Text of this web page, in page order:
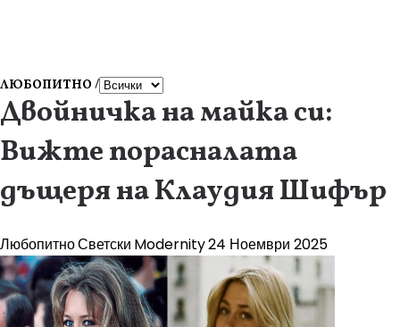
ЛЮБОПИТНО /
Двойничка на майка си:
Вижте порасналата
дъщеря на Клаудия Шифър
ЛюбопитноСветски Modernity24 Ноември 2025